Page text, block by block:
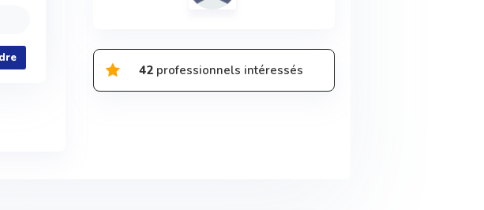
42 professionnels intéressés